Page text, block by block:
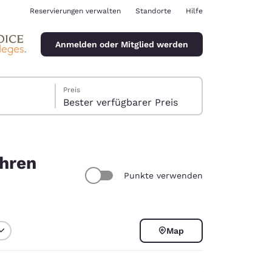
Reservierungen verwalten Standorte Hilfe
Anmelden oder Mitglied werden
Preis
Bester verfügbarer Preis
Punkte verwenden
Map